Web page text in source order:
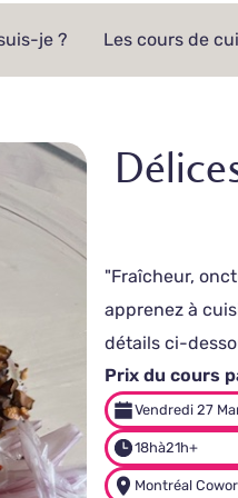
je ? Les cours de
"Fraîcheur,
apprenez à
détails ci-
Prix du cours
Vendredi 27
18hà21h+
Montréal